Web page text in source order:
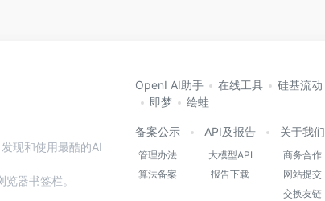
现和使用最酷的AI
器书签栏。
OpenI AI助手 在线工具 硅基流动
即梦
绘蛙
备案公示
管理办法
算法备案
API及报告
大模型API
报告下载
关于我们
商务合作
网站提交
交换友链